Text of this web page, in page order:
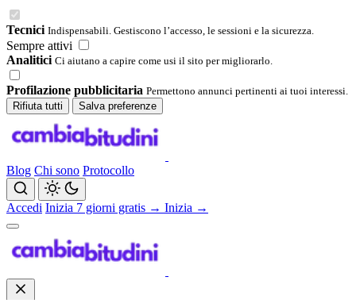
Tecnici Indispensabili. Gestiscono l’accesso, le sessioni e la sicurezza.
Sempre attivi
Analitici Ci aiutano a capire come usi il sito per migliorarlo.
Profilazione pubblicitaria Permettono annunci pertinenti ai tuoi interessi.
Rifiuta tutti
Salva preferenze
Blog Chi sono Protocollo
Accedi Inizia 7 giorni gratis → Inizia →